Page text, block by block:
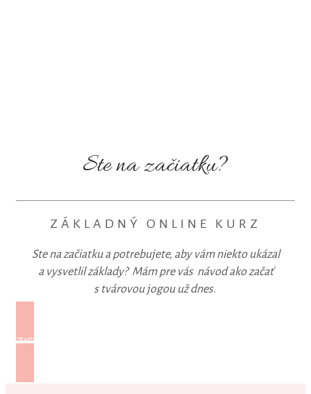
Ste na začiatku?
ZÁKLADNÝ ONLINE KURZ
Ste na začiatku a potrebujete, aby vám niekto ukázal
a vysvetlil základy? Mám pre vás návod ako začať
s tvárovou jogou už dnes.
ZISTIŤ VIAC